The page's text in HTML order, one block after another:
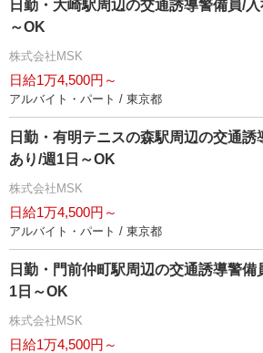
日勤・大崎駅周辺の交通誘導警備員/
～OK
株式会社MSK
日給1万4,500円～
アルバイト・パート / 東京都
日勤・有明テニスの森駅周辺の交通
あり/週1日～OK
株式会社MSK
日給1万4,500円～
アルバイト・パート / 東京都
日勤・門前仲町駅周辺の交通誘導警備
1日～OK
株式会社MSK
日給1万4,500円～